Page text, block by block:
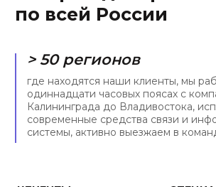
нами Вы узнаете, что
значит оперативность
работы в нашей компании
— порядка пяти лет
> 90 %
принято после создания
фирмы. Мы запускали
телемедицинские сервисы
до 2018 и токенизировали
ПРИЗНАНИЕ
9 лет
наших экспертов, мы
молодая, но уже зрелая
команда экспертов с
прочной позицией на